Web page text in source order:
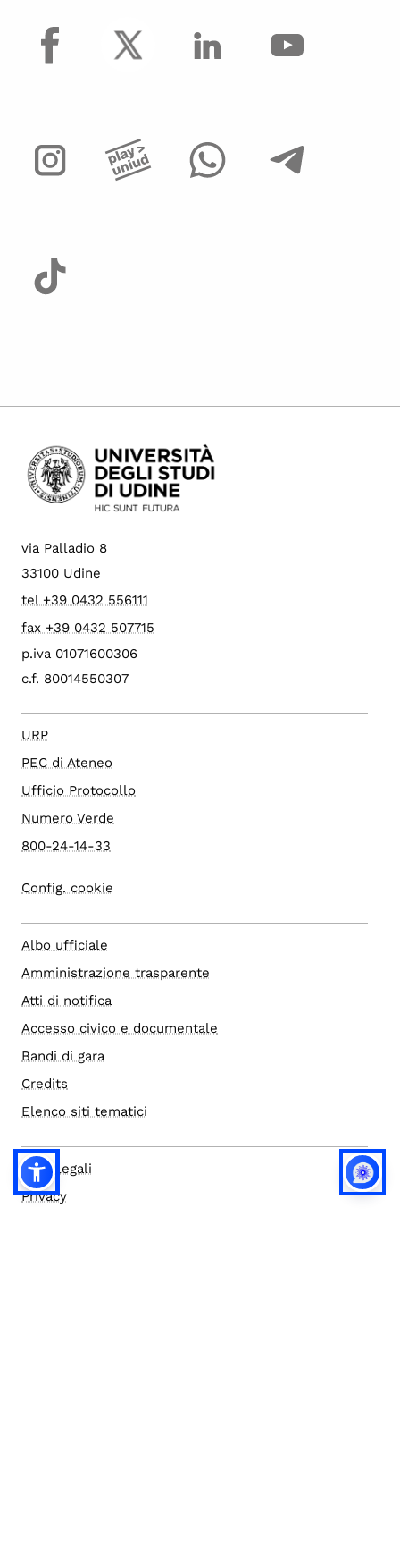
facebook
via Palladio 8
33100 Udine
tel +39 0432 556111
fax +39 0432 507715
p.iva 01071600306
c.f. 80014550307
URP
PEC di Ateneo
Ufficio Protocollo
Numero Verde
800-24-14-33
Config. cookie
Albo ufficiale
Amministrazione trasparente
Atti di notifica
Accesso civico e documentale
Bandi di gara
Credits
Elenco siti tematici
Note legali
Privacy